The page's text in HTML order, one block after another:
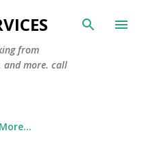
content
from
and more. call
More…